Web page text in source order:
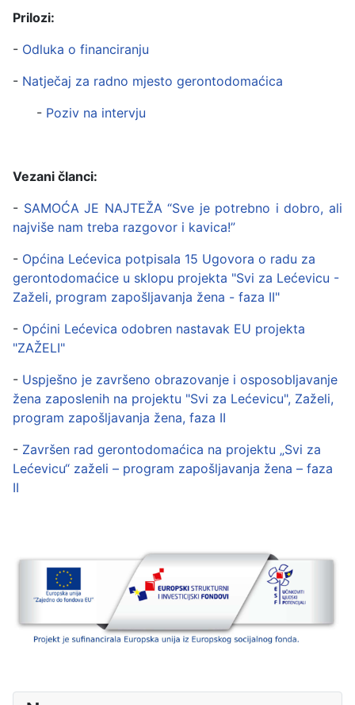
Prilozi:
- Odluka o financiranju
- Natječaj za radno mjesto gerontodomaćica
- Poziv na intervju
Vezani članci:
- SAMOĆA JE NAJTEŽA “Sve je potrebno i dobro, ali
najviše nam treba razgovor i kavica!”
- Općina Lećevica potpisala 15 Ugovora o radu za
gerontodomaćice u sklopu projekta "Svi za Lećevicu -
Zaželi, program zapošljavanja žena - faza II"
- Općini Lećevica odobren nastavak EU projekta
"ZAŽELI"
- Uspješno je završeno obrazovanje i osposobljavanje
žena zaposlenih na projektu "Svi za Lećevicu", Zaželi,
program zapošljavanja žena, faza II
- Završen rad gerontodomaćica na projektu „Svi za
Lećevicu“ zaželi – program zapošljavanja žena – faza
II